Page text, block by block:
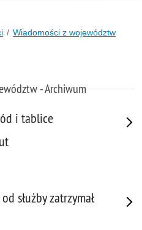
Wiadomości z województw
- Archiwum
i tablice
służby zatrzymał